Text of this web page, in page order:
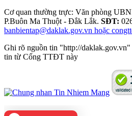
Cơ quan thường trực: Văn phòng
P.Buôn Ma Thuột - Đắk Lắk. SĐT:
banbientap@daklak.gov.vn hoặc
Ghi rõ nguồn tin "http://
tin từ Cổng TTĐT này